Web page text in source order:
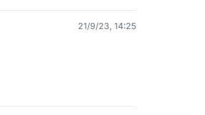
21/9/23, 14:25